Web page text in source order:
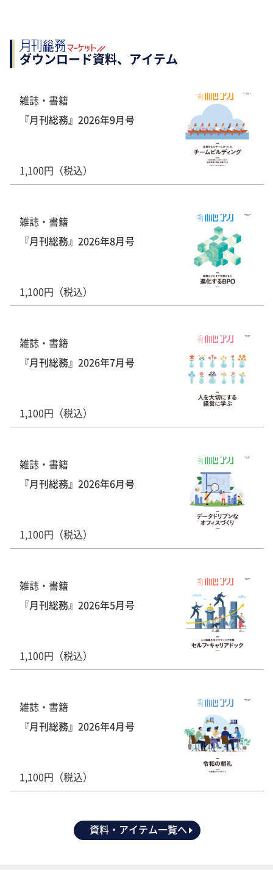
ダウンロード資料、アイテム
雑誌・書籍
『月刊総務』2026年9月号
1,100円（税込）
雑誌・書籍
『月刊総務』2026年8月号
1,100円（税込）
雑誌・書籍
『月刊総務』2026年7月号
1,100円（税込）
雑誌・書籍
『月刊総務』2026年6月号
1,100円（税込）
雑誌・書籍
『月刊総務』2026年5月号
1,100円（税込）
雑誌・書籍
『月刊総務』2026年4月号
1,100円（税込）
資料・アイテム一覧へ